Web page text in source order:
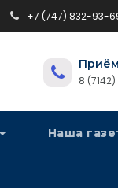
+7 (747) 832-93-
8
Наша